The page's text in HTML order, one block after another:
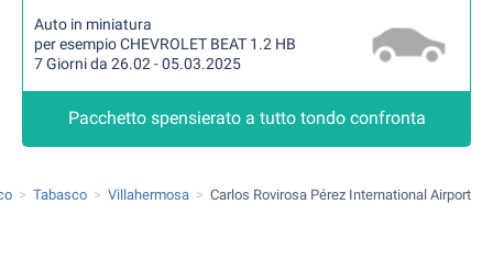
Auto in miniatura
per esempio CHEVROLET BEAT 1.2 HB
7 Giorni da 26.02 - 05.03.2025
Pacchetto spensierato a tutto tondo confronta
Tabasco Villahermosa Carlos Rovirosa Pérez International Airport